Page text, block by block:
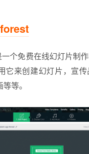
个免费在线幻灯片制
它来创建幻灯片，宣传
等。